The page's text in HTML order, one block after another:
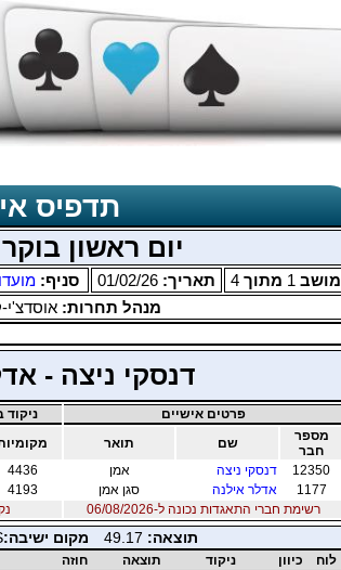
תדפיס
יום ראשון
מושב 1 מתוך 4 תאריך: 01/02/26 סניף:
מנהל תחרות:
דנסקי ניצה -
פרטים אישיים
מספר
חבר
שם תואר
12350
דנסקי ניצה אמן 4436
1177
אדלר אילנה סגן אמן 4193
רשימת חברי התאגדות נכונה ל-06/08/2026
תוצאה: 49.17 מקום ישיבה:
לוח כיוון ניקוד תוצאה חוזה